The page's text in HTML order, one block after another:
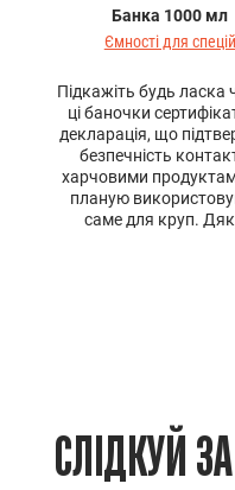
Банка 1000 мл
Ємності для спецій
Підкажіть будь ласка
ці баночки
декларація, що
безпечність
харчовими
планую
саме для круп.
СЛІДКУЙ